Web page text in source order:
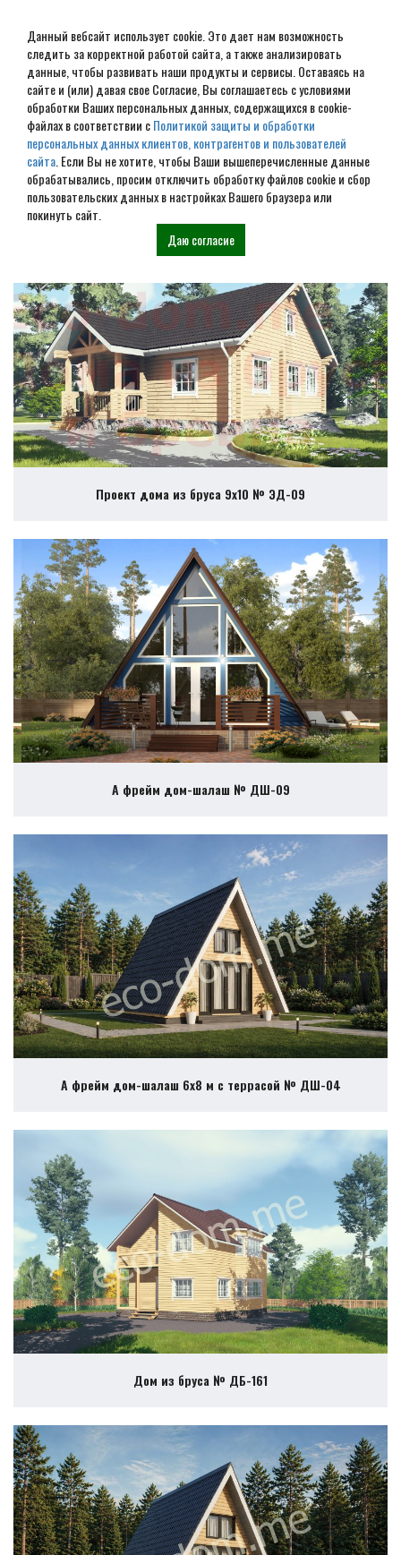
Данный вебсайт использует cookie. Это дает нам возможность
следить за корректной работой сайта, а также анализировать
данные, чтобы развивать наши продукты и сервисы. Оставаясь на
сайте и (или) давая свое Согласие, Вы соглашаетесь с условиями
обработки Ваших персональных данных, содержащихся в cookie-
файлах в соответствии сПолитикой защиты и обработки
персональных данных клиентов, контрагентов и пользователей
сайта . Если Вы не хотите, чтобы Ваши вышеперечисленные данные
обрабатывались, просим отключить обработку файлов cookie и сбор
пользовательских данных в настройках Вашего браузера или
покинуть сайт.
Даю согласие
Строительство домов под
усадку в Конаково
Наши проекты
Проект дома из бруса 9х10 № ЭД-09
А фрейм дом-шалаш № ДШ-09
А фрейм дом-шалаш 6х8 м с террасой № ДШ-04
Дом из бруса № ДБ-161